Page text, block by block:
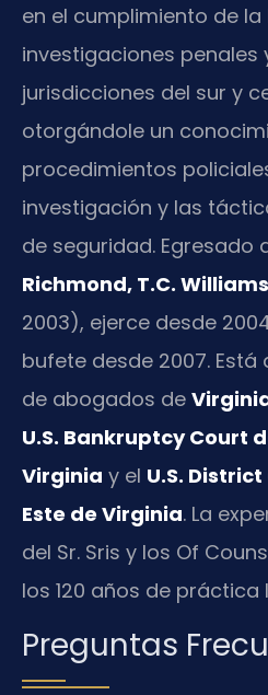
en el cumplimiento de la
investigaciones penales
jurisdicciones del sur y
otorgándole un
procedimientos
investigación y las
de seguridad. Egresado
Richmond, T.C.
2003), ejerce desde
bufete desde 2007.
de abogados de
U.S. Bankruptcy Court
Virginia y el U.S.
Este de Virginia. La
del Sr. Sris y los Of
los 120 años de práctica
Preguntas